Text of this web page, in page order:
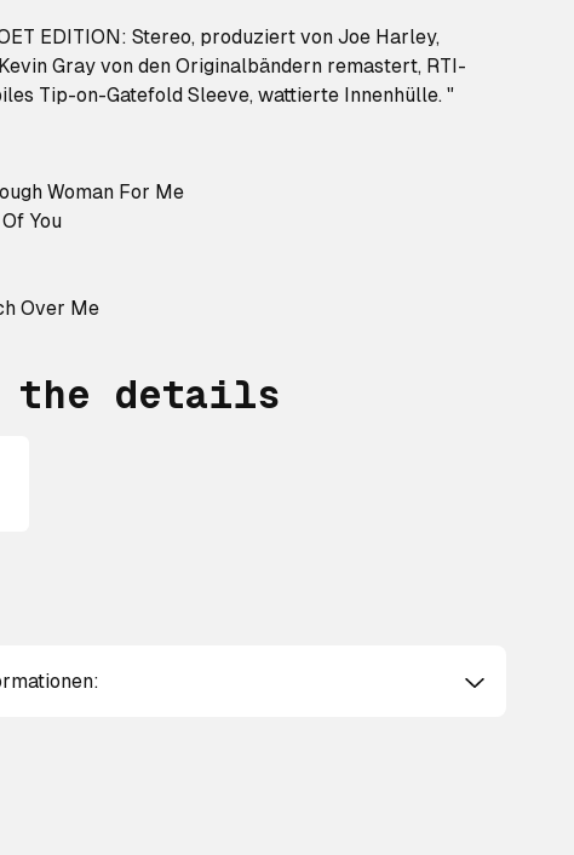
EDITION: Stereo, produziert von Joe Harley,
Gray von den Originalbändern remastert, RTI-
Tip-on-Gatefold Sleeve, wattierte Innenhülle. "
Woman For Me
You
Over Me
the details